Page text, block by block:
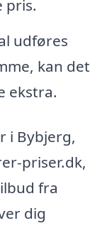
pris.
udføres
kan det
ekstra.
i Bybjerg,
priser.dk,
fra
dig